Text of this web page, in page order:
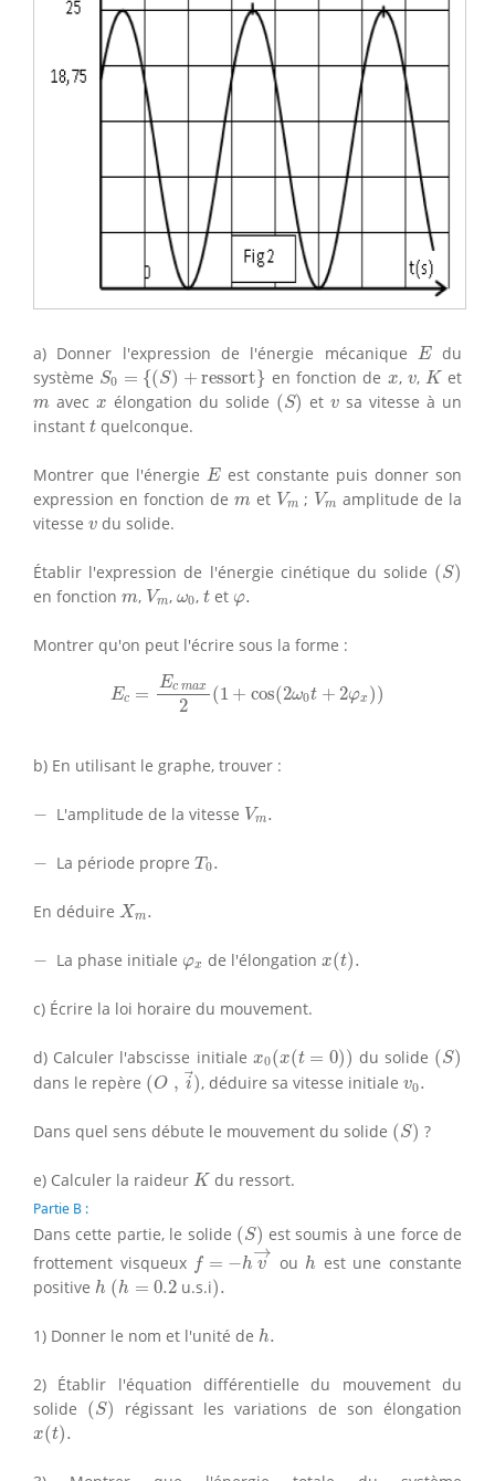
a) Donner l'expression de l'énergie mécanique E
Edu
système S0 = {(S) + ressort}
S0 = {(S)+ressort} en fonction de x
x, v
v, K
K et
m
m avec x
x élongation du solide (S)
(S) etv
v sa vitesse à un
instant t
t quelconque.
Montrer que l'énergie E
Eest constante puis donner son
expression en fonction de m
met Vm
Vm ; Vm
Vmamplitude de la
vitesse v
v du solide.
Établir l'expression de l'énergie cinétique du solide (S)
(S)
en fonction m
m, Vm
Vm , ω0
ω0, t
tet φ.
φ
Montrer qu'on peut l'écrire sous la forme :
Ec =
Ec max
2
(1 + cos(2ω0t + 2φx ))
cm
b) En utilisant le graphe, trouver :
−
− L'amplitude de la vitesse Vm.
Vm
−
− La période propre T0.
T0
En déduire Xm.
Xm
−
− La phase initiale φx
φx de l'élongation x(t).
x(t).
c) Écrire la loi horaire du mouvement.
d) Calculer l'abscisse initiale x0(x(t = 0))
x0 (x(t= ) du solide (S)
(S)
dans le repère (O , i)
(O,i→), déduire sa vitesse initialev0.
v0
Dans quel sens débute le mouvement du solide (S)
(S) ?
e) Calculer la raideur K
K du ressort.
Partie B :
Dans cette partie, le solide (S)
(S) est soumis à une force de
frottement visqueux f = −h
→
v
f=−h v→
ou h
h est une constante
positive h
h (h = 0.2
(h 0.2 u.s.i).
)
1) Donner le nom et l'unité de h.
h
2) Établir l'équation différentielle du mouvement du
solide (S)
(S) régissant les variations de son élongation
x(t).
x(t).